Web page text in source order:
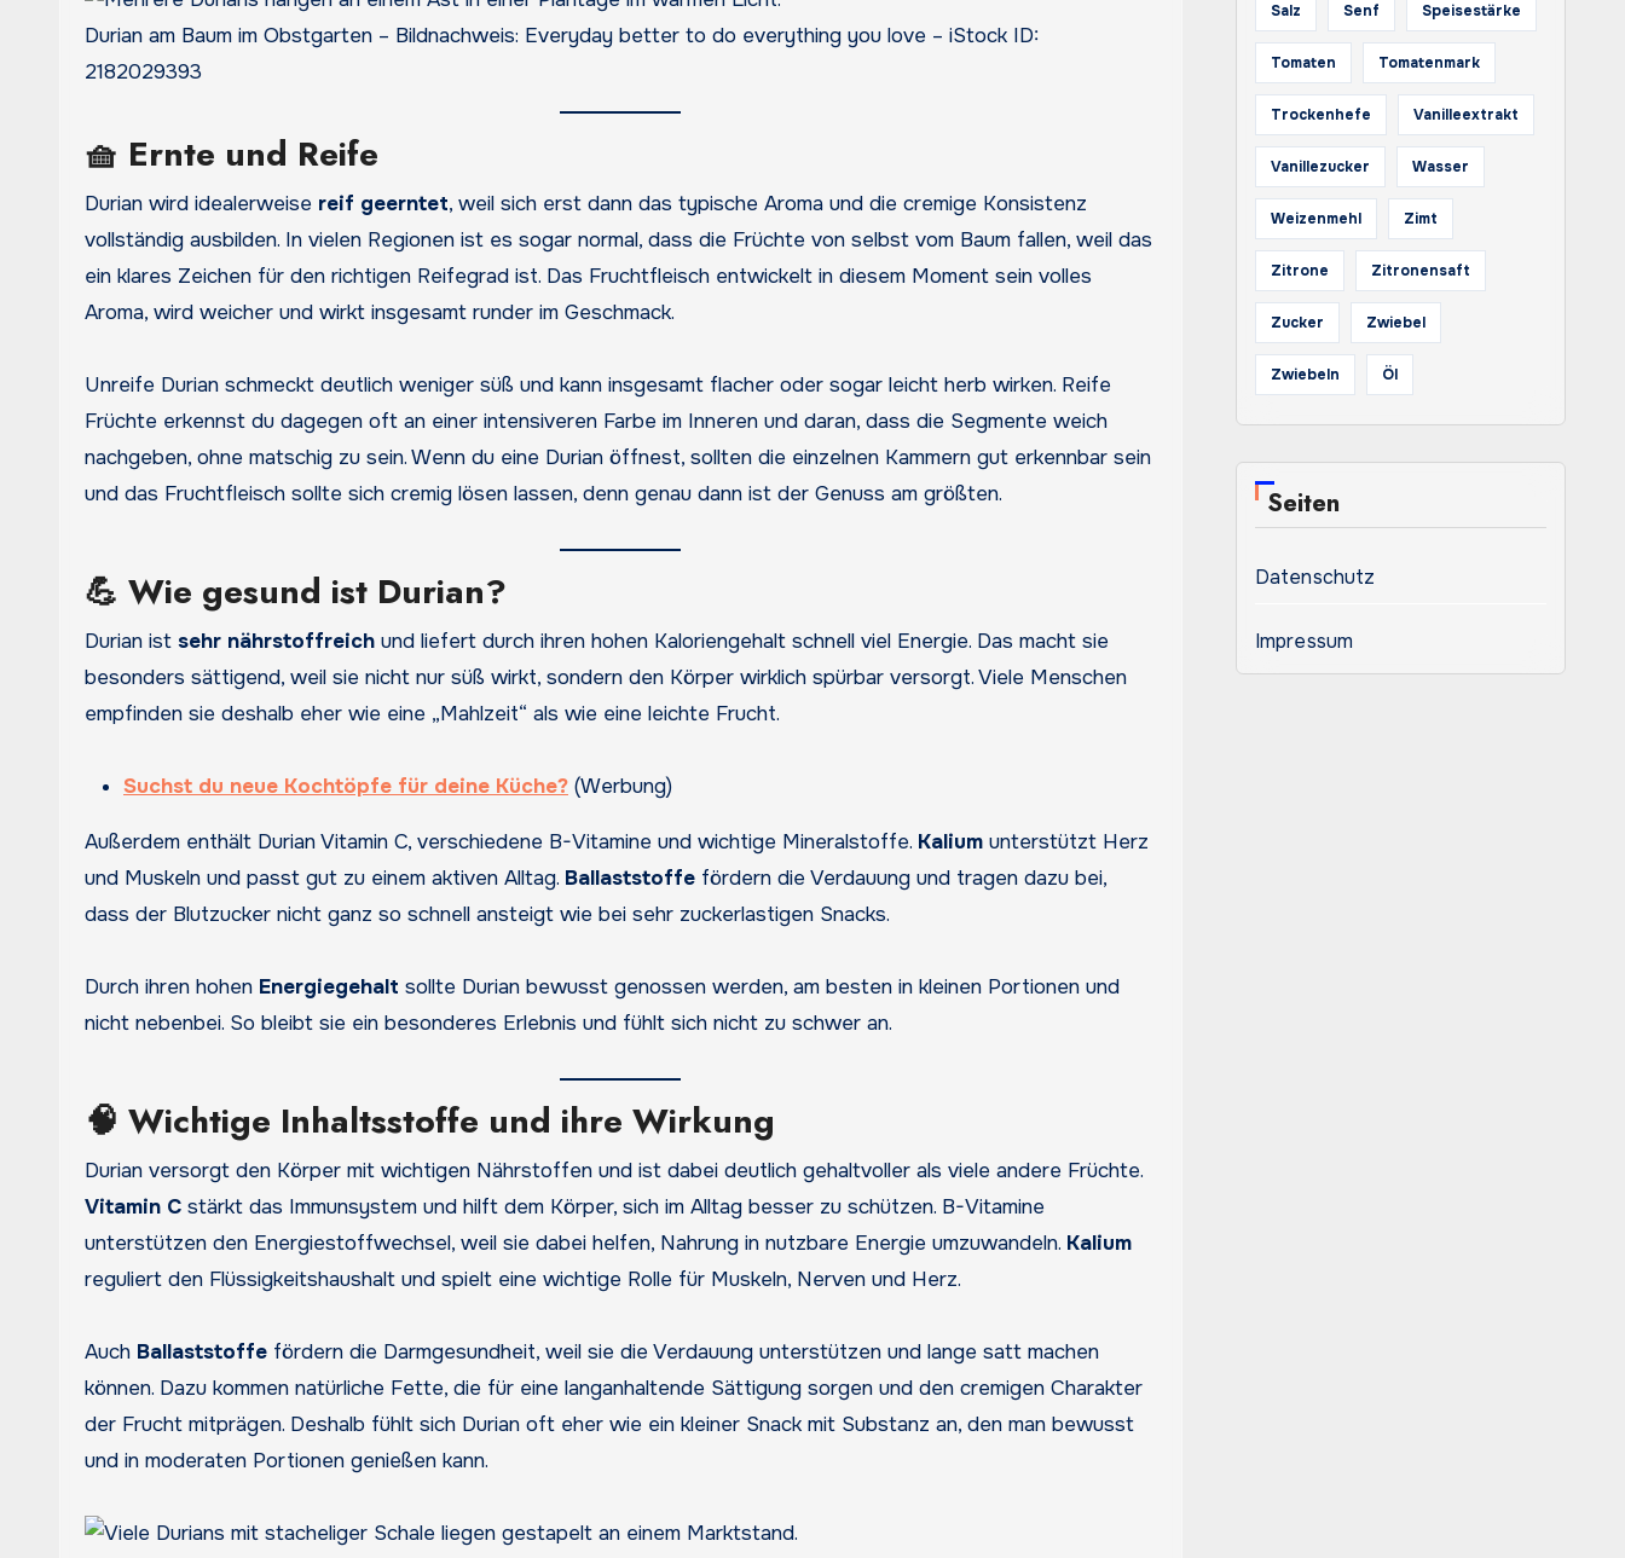
Durian am Baum im Obstgarten – Bildnachweis: Everyday better to do everything you love – iStock ID:
2182029393
🧺 Ernte und Reife
Durian wird idealerweise reif geerntet, weil sich erst dann das typische Aroma und die cremige Konsistenz
vollständig ausbilden. In vielen Regionen ist es sogar normal, dass die Früchte von selbst vom Baum fallen, weil das
ein klares Zeichen für den richtigen Reifegrad ist. Das Fruchtfleisch entwickelt in diesem Moment sein volles
Aroma, wird weicher und wirkt insgesamt runder im Geschmack.
Unreife Durian schmeckt deutlich weniger süß und kann insgesamt flacher oder sogar leicht herb wirken. Reife
Früchte erkennst du dagegen oft an einer intensiveren Farbe im Inneren und daran, dass die Segmente weich
nachgeben, ohne matschig zu sein. Wenn du eine Durian öffnest, sollten die einzelnen Kammern gut erkennbar sein
und das Fruchtfleisch sollte sich cremig lösen lassen, denn genau dann ist der Genuss am größten.
💪 Wie gesund ist Durian?
Durian ist sehr nährstoffreich und liefert durch ihren hohen Kaloriengehalt schnell viel Energie. Das macht sie
besonders sättigend, weil sie nicht nur süß wirkt, sondern den Körper wirklich spürbar versorgt. Viele Menschen
empfinden sie deshalb eher wie eine „Mahlzeit“ als wie eine leichte Frucht.
Suchst du neue Kochtöpfe für deine Küche? (Werbung)
Außerdem enthält Durian Vitamin C, verschiedene B-Vitamine und wichtige Mineralstoffe. Kalium unterstützt Herz
und Muskeln und passt gut zu einem aktiven Alltag. Ballaststoffe fördern die Verdauung und tragen dazu bei,
dass der Blutzucker nicht ganz so schnell ansteigt wie bei sehr zuckerlastigen Snacks.
Durch ihren hohen Energiegehalt sollte Durian bewusst genossen werden, am besten in kleinen Portionen und
nicht nebenbei. So bleibt sie ein besonderes Erlebnis und fühlt sich nicht zu schwer an.
🧠 Wichtige Inhaltsstoffe und ihre Wirkung
Durian versorgt den Körper mit wichtigen Nährstoffen und ist dabei deutlich gehaltvoller als viele andere Früchte.
Vitamin C stärkt das Immunsystem und hilft dem Körper, sich im Alltag besser zu schützen. B-Vitamine
unterstützen den Energiestoffwechsel, weil sie dabei helfen, Nahrung in nutzbare Energie umzuwandeln. Kalium
reguliert den Flüssigkeitshaushalt und spielt eine wichtige Rolle für Muskeln, Nerven und Herz.
Auch Ballaststoffe fördern die Darmgesundheit, weil sie die Verdauung unterstützen und lange satt machen
können. Dazu kommen natürliche Fette, die für eine langanhaltende Sättigung sorgen und den cremigen Charakter
der Frucht mitprägen. Deshalb fühlt sich Durian oft eher wie ein kleiner Snack mit Substanz an, den man bewusst
und in moderaten Portionen genießen kann.
Salz Senf Speisestärke
Tomaten Tomatenmark
Trockenhefe Vanilleextrakt
Vanillezucker Wasser
Weizenmehl Zimt
Zitrone Zitronensaft
Zucker Zwiebel
Zwiebeln Öl
Seiten
Datenschutz
Impressum